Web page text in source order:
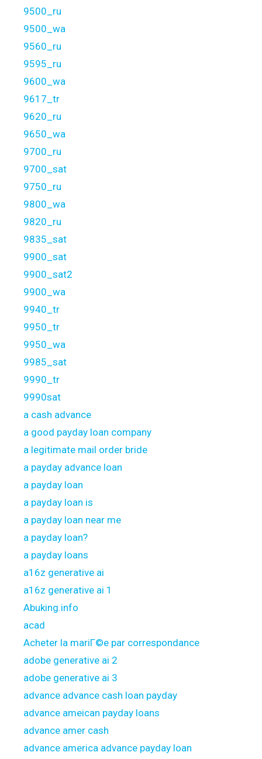
9500_ru
9500_wa
9560_ru
9595_ru
9600_wa
9617_tr
9620_ru
9650_wa
9700_ru
9700_sat
9750_ru
9800_wa
9820_ru
9835_sat
9900_sat
9900_sat2
9900_wa
9940_tr
9950_tr
9950_wa
9985_sat
9990_tr
9990sat
a cash advance
a good payday loan company
a legitimate mail order bride
a payday advance loan
a payday loan
a payday loan is
a payday loan near me
a payday loan?
a payday loans
a16z generative ai
a16z generative ai 1
Abuking.info
acad
Acheter la mariГ©e par correspondance
adobe generative ai 2
adobe generative ai 3
advance advance cash loan payday
advance ameican payday loans
advance amer cash
advance america advance payday loan